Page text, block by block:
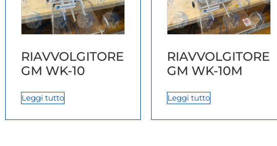
RIAVVOLGITORE
GM WK-10
Leggi tutto
RIAVVOLGITORE
GM WK-10M
Leggi tutto